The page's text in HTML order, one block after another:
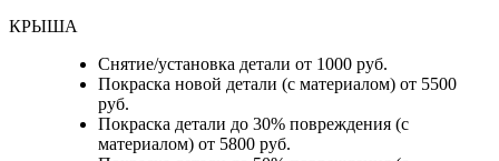
КРЫША
Снятие/установка детали от 1000 руб.
Покраска новой детали (с материалом) от 5500
руб.
Покраска детали до 30% повреждения (с
материалом) от 5800 руб.